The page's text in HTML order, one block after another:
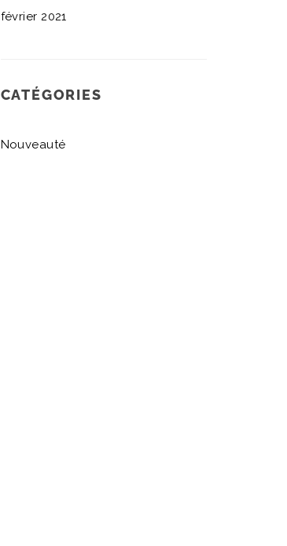
février 2021
CATÉGORIES
Nouveauté